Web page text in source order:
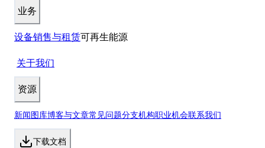
业务
设备销售与租赁可再生能源
关于我们
资源
新闻 图库博客与文章常见问题分支机构职业机会联系我们
下载文档